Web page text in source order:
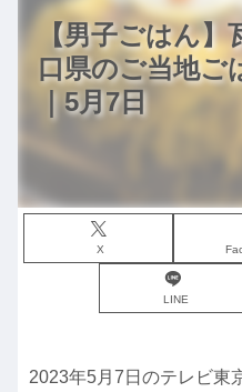
【男子ごはん
口県のご当地ご
｜5月7日
X
LINE
2023年5月7日のテレビ東